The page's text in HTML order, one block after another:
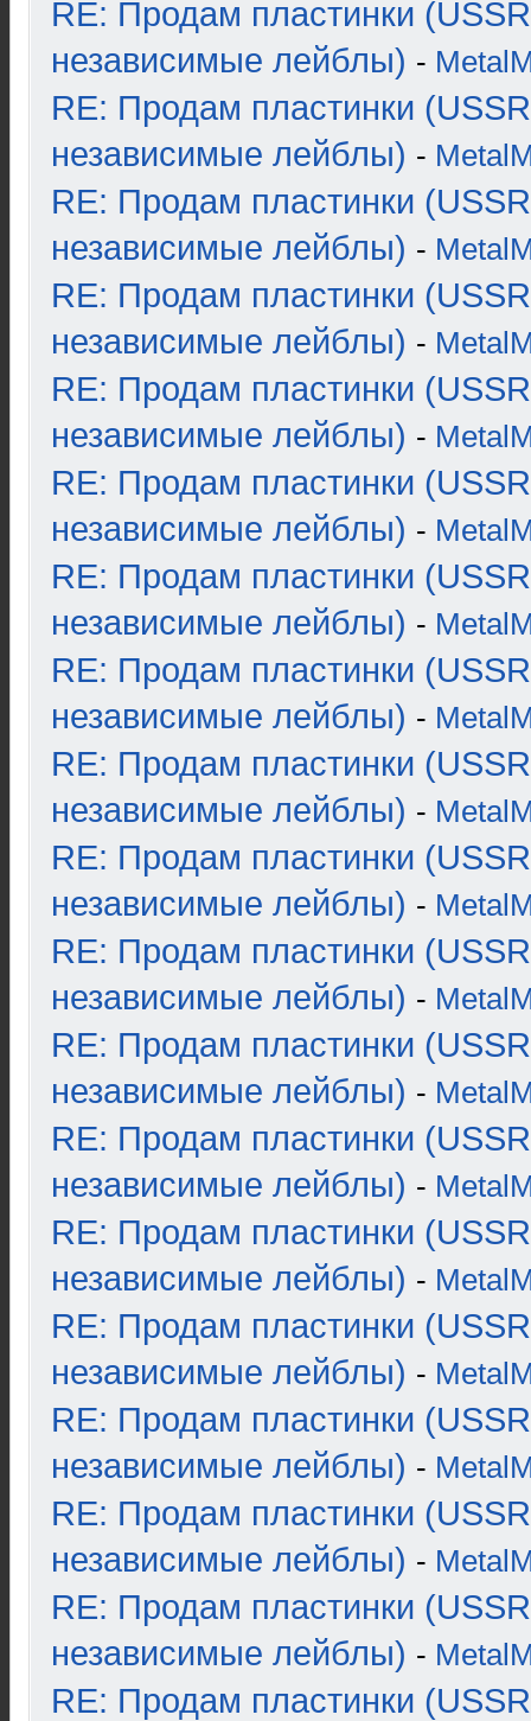
RE: Продам пластинки
независимые лейблы) -
RE: Продам пластинки
независимые лейблы) -
RE: Продам пластинки
независимые лейблы) -
RE: Продам пластинки
независимые лейблы) -
RE: Продам пластинки
независимые лейблы) -
RE: Продам пластинки
независимые лейблы) -
RE: Продам пластинки
независимые лейблы) -
RE: Продам пластинки
независимые лейблы) -
RE: Продам пластинки
независимые лейблы) -
RE: Продам пластинки
независимые лейблы) -
RE: Продам пластинки
независимые лейблы) -
RE: Продам пластинки
независимые лейблы) -
RE: Продам пластинки
независимые лейблы) -
RE: Продам пластинки
независимые лейблы) -
RE: Продам пластинки
независимые лейблы) -
RE: Продам пластинки
независимые лейблы) -
RE: Продам пластинки
независимые лейблы) -
RE: Продам пластинки
независимые лейблы) -
RE: Продам пластинки